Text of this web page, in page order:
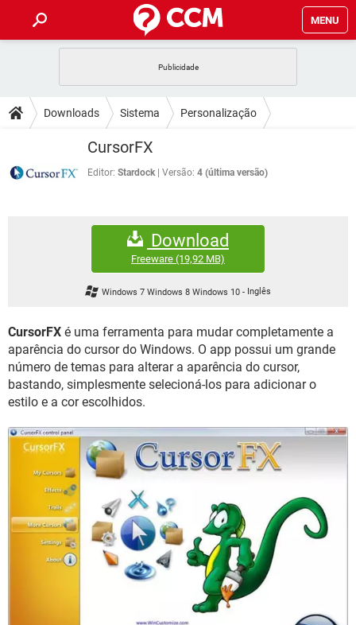
MENU
CELULAR FACEBOOK
INSTAGRAM GMAIL
DICAS
JOGOS
JOGOS WHATSAPP
EXCEL
GMAIL
FÓRUM
FACEBOOK
EXCEL
GMAIL
WHATSAPP
INSTAGRAM GMAIL
GUIA DE COMPRAS
Downloads Sistema Personalização
CursorFX
Editor: Stardock Versão: 4 (última versão)
Download
Freeware (19,92 MB)
Windows 7 Windows 8 Windows 10 - Inglês
CursorFX é uma ferramenta para mudar completamente a
aparência do cursor do Windows. O app possui um grande
número de temas para alterar a aparência do cursor,
bastando, simplesmente selecioná-los para adicionar o
estilo e a cor escolhidos.